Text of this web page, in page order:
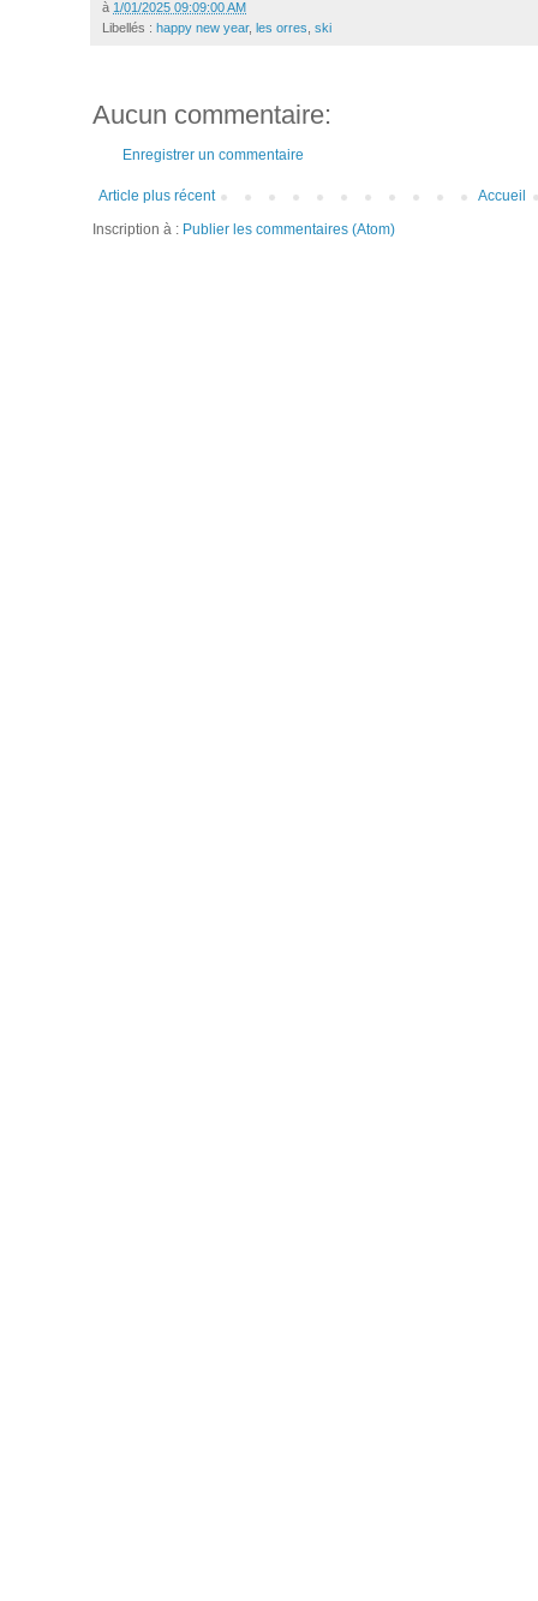
à 1/01/2025 09:09:00 AM
Libellés : happy new year, les orres ski
Aucun commentaire:
Enregistrer un commentaire
Article plus récent
Accueil
Inscription à : Publier les commentaires (Atom)